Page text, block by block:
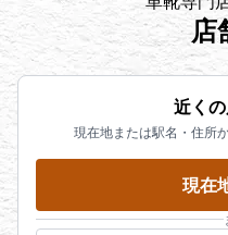
店
近く
現在地または駅名・住所
現在